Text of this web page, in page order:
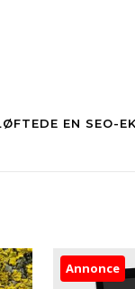
EN SEO-
Annonce